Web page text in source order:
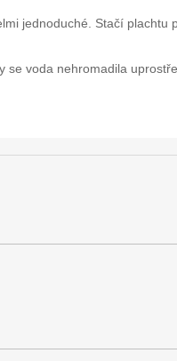
jednoduché. Stačí
se voda nehromadila